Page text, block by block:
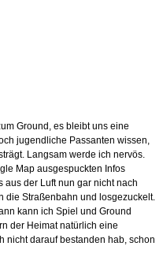
Ground, es bleibt uns eine
jugendliche Passanten wissen,
Langsam werde ich nervös.
Map ausgespuckten Infos
der Luft nun gar nicht nach
die Straßenbahn und losgezuckelt.
kann ich Spiel und Ground
der Heimat natürlich eine
nicht darauf bestanden hab, schon